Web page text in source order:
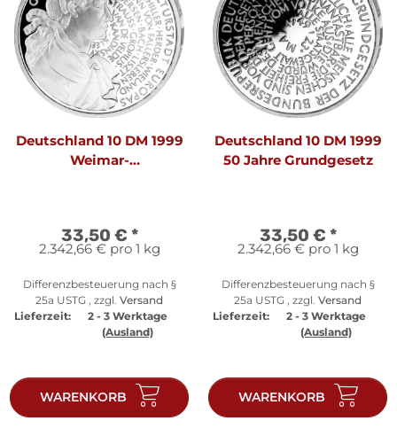
Deutschland 10 DM 1999
Weimar-
33,50 € *
2.342,66 € pro 1 kg
Differenzbesteuerung nach §
25a USTG , zzgl. Versand
Lieferzeit:
2 - 3 Werktage
(Ausland)
WARENKORB
Deutschland 10 DM 1999
50 Jahre Grundgesetz
33,50 € *
2.342,66 € pro 1 kg
Differenzbesteuerung nach §
25a USTG , zzgl. Versand
Lieferzeit:
2 - 3 Werktage
(Ausland)
WARENKORB